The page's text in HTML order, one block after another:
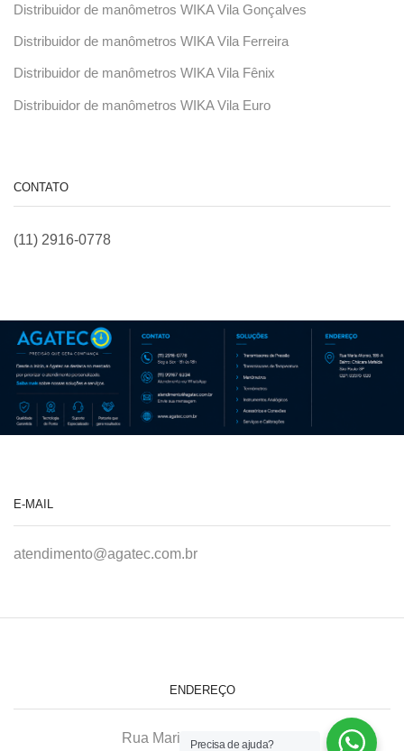
Distribuidor de manômetros WIKA Vila Gonçalves
Distribuidor de manômetros WIKA Vila Ferreira
Distribuidor de manômetros WIKA Vila Fênix
Distribuidor de manômetros WIKA Vila Euro
CONTATO
(11) 2916-0778
E-MAIL
atendimento@agatec.com.br
ENDEREÇO
Rua Maria Afonso, 166-A
Precisa de ajuda?